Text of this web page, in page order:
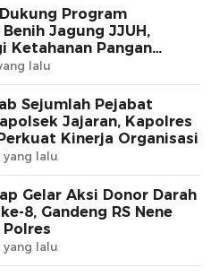
Program
Jagung JJUH,
Ketahanan Pangan
lalu
Sejumlah Pejabat
Jajaran, Kapolres
Kinerja Organisasi
yang lalu
Gelar Aksi Donor Darah
8, Gandeng RS Nene
yang lalu